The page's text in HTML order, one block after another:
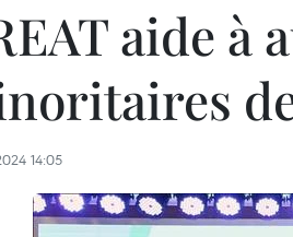
aide à
14:05